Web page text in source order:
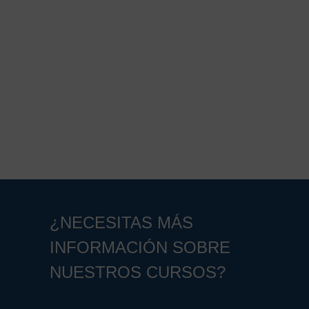
¿NECESITAS MÁS
INFORMACIÓN SOBRE
NUESTROS CURSOS?